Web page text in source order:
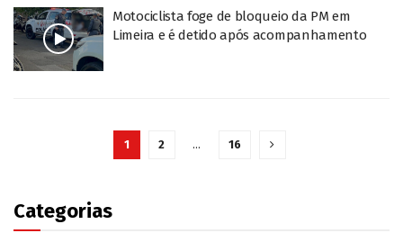
Motociclista foge de bloqueio da PM em
Limeira e é detido após acompanhamento
1 2 … 16
Categorias